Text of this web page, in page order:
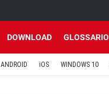
DOWNLOAD GLOSSARIO
ANDROID iOS WINDOWS 10